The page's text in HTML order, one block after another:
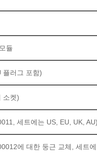
듈
플러그 포함)
소켓)
세트에는 US, EU, UK, AU)
에 대한 둥근 교체, 세트에